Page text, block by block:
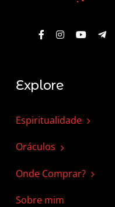
Explore
Espiritualidade
Oráculos
Onde Comprar?
Sobre mim